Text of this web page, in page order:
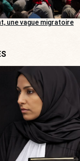
une vague migratoire